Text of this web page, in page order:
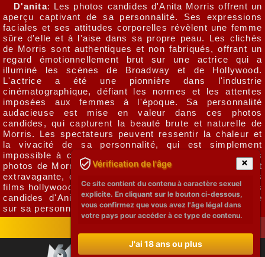
D'anita: Les photos candides d'Anita Morris offrent un
aperçu captivant de sa personnalité. Ses expressions
faciales et ses attitudes corporelles révèlent une femme
sûre d'elle et à l'aise dans sa propre peau. Les clichés
de Morris sont authentiques et non fabriqués, offrant un
regard émotionnellement brut sur une actrice qui a
illuminé les scènes de Broadway et de Hollywood.
L'actrice a été une pionnière dans l'industrie
cinématographique, défiant les normes et les attentes
imposées aux femmes à l'époque. Sa personnalité
audacieuse est mise en valeur dans ces photos
candides, qui capturent la beauté brute et naturelle de
Morris. Les spectateurs peuvent ressentir la chaleur et
la vivacité de sa personnalité, qui est simplement
impossible à capturer sur un plateau de tournage. Les
photos de Morris montrent sa personnalité charmante et
extravagante, ce qui semble souvent manquer dans les
films hollywoodiens d'aujourd'hui. En somme, les photos
candides d'Anita Morris sont une fenêtre transparente
sur sa personnalité.
Vérification de l'âge
Ce site contient du contenu à caractère sexuel
explicite. En cliquant sur le bouton ci-dessous,
vous confirmez que vous avez l'âge légal dans
votre pays pour accéder à ce type de contenu.
J'ai 18 ans ou plus